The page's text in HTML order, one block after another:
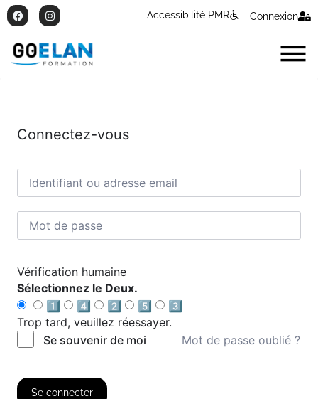
Accessibilité PMR Connexion
Connectez-vous
Vérification humaine
Sélectionnez le Deux.
1️⃣
4️⃣ 2️⃣ 5️⃣
3️⃣
Trop tard, veuillez réessayer.
Se souvenir de moi
Mot de passe oublié ?
Se connecter